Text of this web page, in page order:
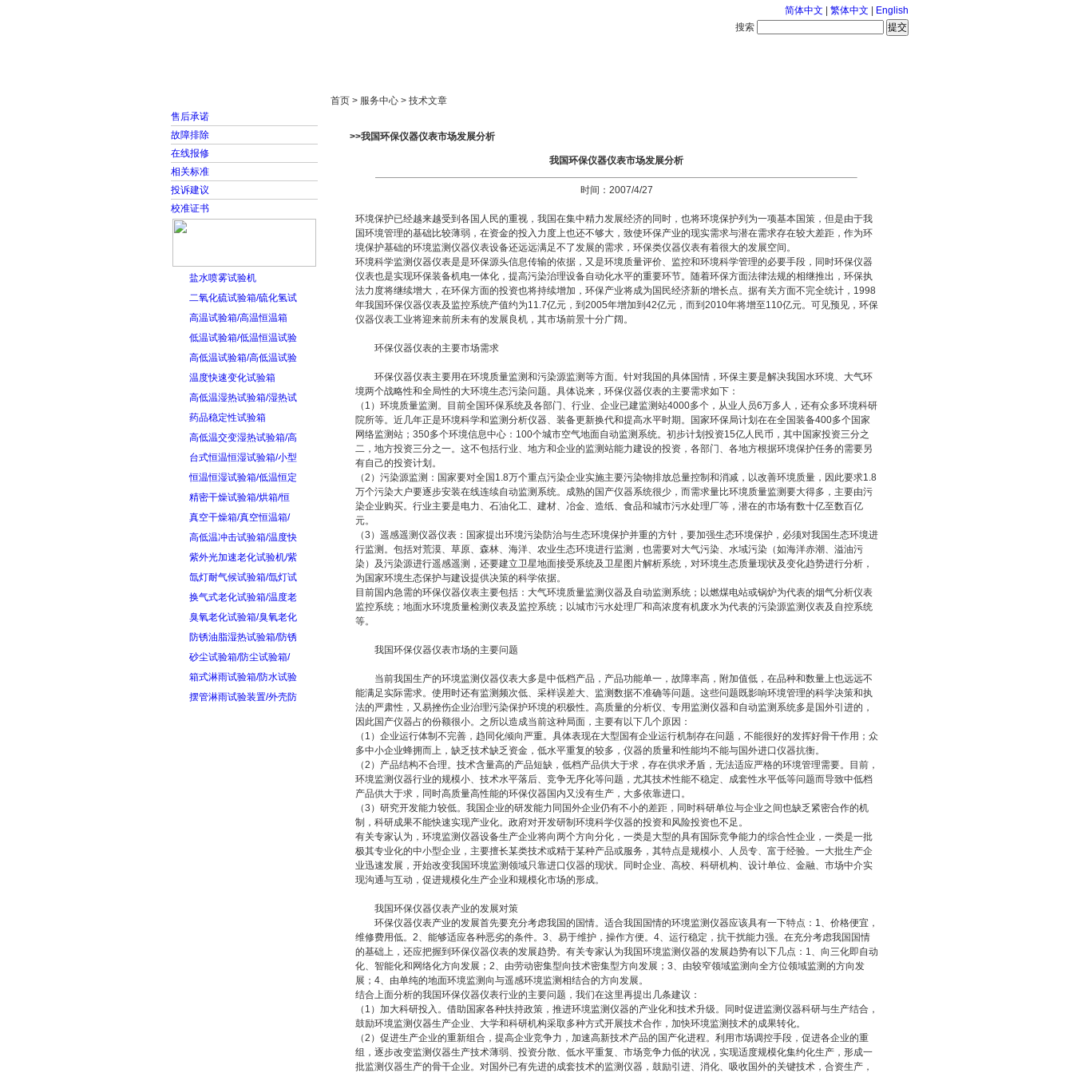
简体中文 繁体中文
English
搜索
售后承诺
故障排除
在线报修
相关标准
投诉建议
校准证书
盐水喷雾试验机
二氧化硫试验箱/硫化氢试
高温试验箱/高温恒温箱
低温试验箱/低温恒温试验
高低温试验箱/高低温试验
温度快速变化试验箱
高低温湿热试验箱/湿热试
药品稳定性试验箱
高低温交变湿热试验箱/高
台式恒温恒湿试验箱/小型
恒温恒湿试验箱/低温恒定
精密干燥试验箱/烘箱/恒
真空干燥箱/真空恒温箱/
高低温冲击试验箱/温度快
紫外光加速老化试验机/紫
氙灯耐气候试验箱/氙灯试
换气式老化试验箱/温度老
臭氧老化试验箱/臭氧老化
防锈油脂湿热试验箱/防锈
砂尘试验箱/防尘试验箱/
箱式淋雨试验箱/防水试验
摆管淋雨试验装置/外壳防
首页 > 服务中心 > 技术文章
>>我国环保仪器仪表市场发展分析
我国环保仪器仪表市场发展分析
时间：2007/4/27
环境保护已经越来越受到各国人民的重视，我国在集中精力发展经济的同时，也将环境保护列为一项基本国策，但是由于我
国环境管理的基础比较薄弱，在资金的投入力度上也还不够大，致使环保产业的现实需求与潜在需求存在较大差距，作为环
境保护基础的环境监测仪器仪表设备还远远满足不了发展的需求，环保类仪器仪表有着很大的发展空间。
环境科学监测仪器仪表是是环保源头信息传输的依据，又是环境质量评价、监控和环境科学管理的必要手段，同时环保仪器
仪表也是实现环保装备机电一体化，提高污染治理设备自动化水平的重要环节。随着环保方面法律法规的相继推出，环保执
法力度将继续增大，在环保方面的投资也将持续增加，环保产业将成为国民经济新的增长点。据有关方面不完全统计，1998
年我国环保仪器仪表及监控系统产值约为11.7亿元，到2005年增加到42亿元，而到2010年将增至110亿元。可见预见，环保
仪器仪表工业将迎来前所未有的发展良机，其市场前景十分广阔。
环保仪器仪表的主要市场需求
环保仪器仪表主要用在环境质量监测和污染源监测等方面。针对我国的具体国情，环保主要是解决我国水环境、大气环
境两个战略性和全局性的大环境生态污染问题。具体说来，环保仪器仪表的主要需求如下：
（1）环境质量监测。目前全国环保系统及各部门、行业、企业已建监测站4000多个，从业人员6万多人，还有众多环境科研
院所等。近几年正是环境科学和监测分析仪器、装备更新换代和提高水平时期。国家环保局计划在在全国装备400多个国家
网络监测站；350多个环境信息中心：100个城市空气地面自动监测系统。初步计划投资15亿人民币，其中国家投资三分之
二，地方投资三分之一。这不包括行业、地方和企业的监测站能力建设的投资，各部门、各地方根据环境保护任务的需要另
有自己的投资计划。
（2）污染源监测：国家要对全国1.8万个重点污染企业实施主要污染物排放总量控制和消减，以改善环境质量，因此要求1.8
万个污染大户要逐步安装在线连续自动监测系统。成熟的国产仪器系统很少，而需求量比环境质量监测要大得多，主要由污
染企业购买。行业主要是电力、石油化工、建材、冶金、造纸、食品和城市污水处理厂等，潜在的市场有数十亿至数百亿
元。
（3）遥感遥测仪器仪表：国家提出环境污染防治与生态环境保护并重的方针，要加强生态环境保护，必须对我国生态环境进
行监测。包括对荒漠、草原、森林、海洋、农业生态环境进行监测，也需要对大气污染、水域污染（如海洋赤潮、溢油污
染）及污染源进行遥感遥测，还要建立卫星地面接受系统及卫星图片解析系统，对环境生态质量现状及变化趋势进行分析，
为国家环境生态保护与建设提供决策的科学依据。
目前国内急需的环保仪器仪表主要包括：大气环境质量监测仪器及自动监测系统；以燃煤电站或锅炉为代表的烟气分析仪表
监控系统；地面水环境质量检测仪表及监控系统；以城市污水处理厂和高浓度有机废水为代表的污染源监测仪表及自控系统
等。
我国环保仪器仪表市场的主要问题
当前我国生产的环境监测仪器仪表大多是中低档产品，产品功能单一，故障率高，附加值低，在品种和数量上也远远不
能满足实际需求。使用时还有监测频次低、采样误差大、监测数据不准确等问题。这些问题既影响环境管理的科学决策和执
法的严肃性，又易挫伤企业治理污染保护环境的积极性。高质量的分析仪、专用监测仪器和自动监测系统多是国外引进的，
因此国产仪器占的份额很小。之所以造成当前这种局面，主要有以下几个原因：
（1）企业运行体制不完善，趋同化倾向严重。具体表现在大型国有企业运行机制存在问题，不能很好的发挥好骨干作用；众
多中小企业蜂拥而上，缺乏技术缺乏资金，低水平重复的较多，仪器的质量和性能均不能与国外进口仪器抗衡。
（2）产品结构不合理。技术含量高的产品短缺，低档产品供大于求，存在供求矛盾，无法适应严格的环境管理需要。目前，
环境监测仪器行业的规模小、技术水平落后、竞争无序化等问题，尤其技术性能不稳定、成套性水平低等问题而导致中低档
产品供大于求，同时高质量高性能的环保仪器国内又没有生产，大多依靠进口。
（3）研究开发能力较低。我国企业的研发能力同国外企业仍有不小的差距，同时科研单位与企业之间也缺乏紧密合作的机
制，科研成果不能快速实现产业化。政府对开发研制环境科学仪器的投资和风险投资也不足。
有关专家认为，环境监测仪器设备生产企业将向两个方向分化，一类是大型的具有国际竞争能力的综合性企业，一类是一批
极其专业化的中小型企业，主要擅长某类技术或精于某种产品或服务，其特点是规模小、人员专、富于经验。一大批生产企
业迅速发展，开始改变我国环境监测领域只靠进口仪器的现状。同时企业、高校、科研机构、设计单位、金融、市场中介实
现沟通与互动，促进规模化生产企业和规模化市场的形成。
我国环保仪器仪表产业的发展对策
环保仪器仪表产业的发展首先要充分考虑我国的国情。适合我国国情的环境监测仪器应该具有一下特点：1、价格便宜，
维修费用低。2、能够适应各种恶劣的条件。3、易于维护，操作方便。4、运行稳定，抗干扰能力强。在充分考虑我国国情
的基础上，还应把握到环保仪器仪表的发展趋势。有关专家认为我国环境监测仪器的发展趋势有以下几点：1、向三化即自动
化、智能化和网络化方向发展；2、由劳动密集型向技术密集型方向发展；3、由较窄领域监测向全方位领域监测的方向发
展；4、由单纯的地面环境监测向与遥感环境监测相结合的方向发展。
结合上面分析的我国环保仪器仪表行业的主要问题，我们在这里再提出几条建议：
（1）加大科研投入。借助国家各种扶持政策，推进环境监测仪器的产业化和技术升级。同时促进监测仪器科研与生产结合，
鼓励环境监测仪器生产企业、大学和科研机构采取多种方式开展技术合作，加快环境监测技术的成果转化。
（2）促进生产企业的重新组合，提高企业竞争力，加速高新技术产品的国产化进程。利用市场调控手段，促进各企业的重
组，逐步改变监测仪器生产技术薄弱、投资分散、低水平重复、市场竞争力低的状况，实现适度规模化集约化生产，形成一
批监测仪器生产的骨干企业。对国外已有先进的成套技术的监测仪器，鼓励引进、消化、吸收国外的关键技术，合资生产，